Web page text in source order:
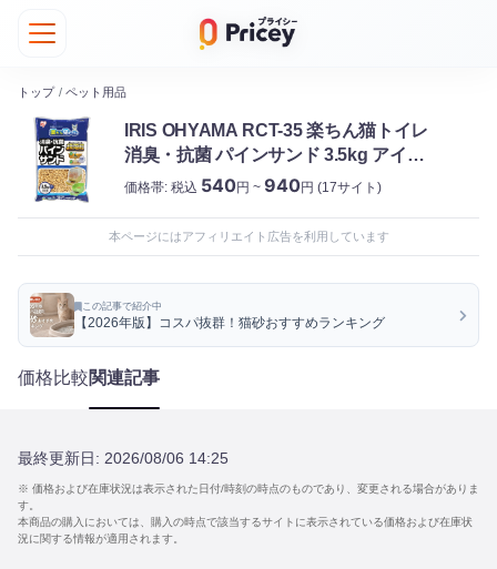
トップ / ペット用品
IRIS OHYAMA RCT-35 楽ちん猫トイレ
消臭・抗菌 パインサンド 3.5kg アイリ
スオーヤマ
価格帯: 税込 540円 ~ 940円 (17サイト)
本ページにはアフィリエイト広告を利用しています
この記事で紹介中
【2026年版】コスパ抜群！猫砂おすすめランキング
価格比較関連記事
最終更新日: 2026/08/06 14:25
※ 価格および在庫状況は表示された日付/時刻の時点のものであり、変更される場合がありま
す。
本商品の購入においては、購入の時点で該当するサイトに表示されている価格および在庫状
況に関する情報が適用されます。